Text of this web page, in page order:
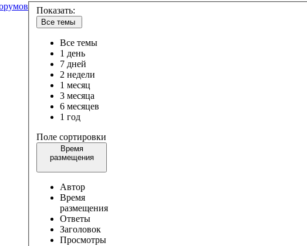
Показать:
Все темы
Все темы
1 день
7 дней
2 недели
1 месяц
3 месяца
6 месяцев
1 год
Поле сортировки
Время
размещения
Автор
Время
размещения
Ответы
Заголовок
Просмотры